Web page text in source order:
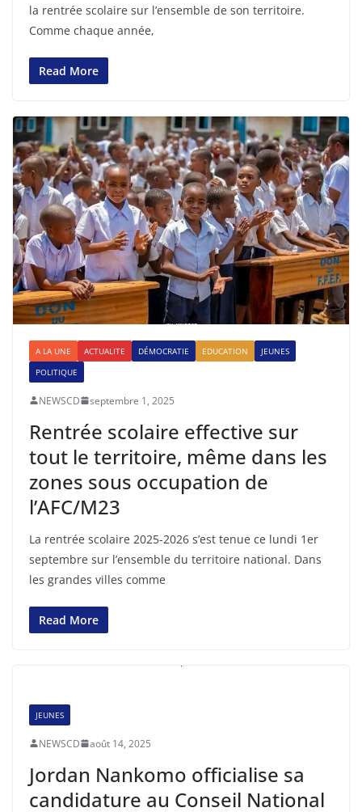
la rentrée scolaire sur l’ensemble de son territoire.
Comme chaque année,
Read More
A LA UNE ACTUALITE DÉMOCRATIE EDUCATION
JEUNES
POLITIQUE
NEWSCD septembre 1, 2025
Rentrée scolaire effective sur
tout le territoire, même dans les
zones sous occupation de
l’AFC/M23
La rentrée scolaire 2025-2026 s’est tenue ce lundi 1er
septembre sur l’ensemble du territoire national. Dans
les grandes villes comme
Read More
JEUNES
NEWSCD août 14, 2025
Jordan Nankomo officialise sa
candidature au Conseil National